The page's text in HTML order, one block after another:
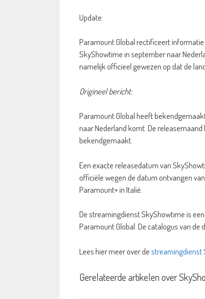
Update:
Paramount Global rectificeert informatie
SkyShowtime in september naar
namelijk officieel gewezen op dat de
Origineel bericht:
Paramount Global heeft
naar Nederland komt. De
bekendgemaakt.
Een exacte releasedatum van
officiële wegen de datum ontvangen
Paramount+ in Italië.
De streamingdienst SkyShowtime is
Paramount Global. De catalogus van
Lees hier meer over destreamingdienst
Gerelateerde artikelen over